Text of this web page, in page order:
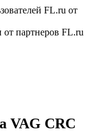
FL.ru от
партнеров FL.ru
VAG СRC